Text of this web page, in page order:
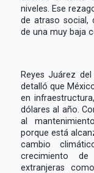
niveles. Ese
de atraso social,
de una muy baja
Reyes Juárez
detalló que
en
dólares al año.
al
porque está
cambio
crecimiento de
extranjeras